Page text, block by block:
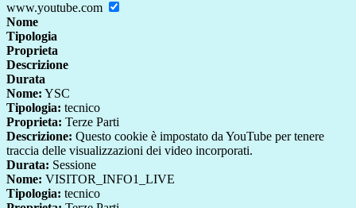
www.youtube.com
Nome
Tipologia
Proprieta
Descrizione
Durata
Nome: YSC
Tipologia: tecnico
Proprieta: Terze Parti
Descrizione: Questo cookie è impostato da YouTube per tenere
traccia delle visualizzazioni dei video incorporati.
Durata: Sessione
Nome: VISITOR_INFO1_LIVE
Tipologia: tecnico